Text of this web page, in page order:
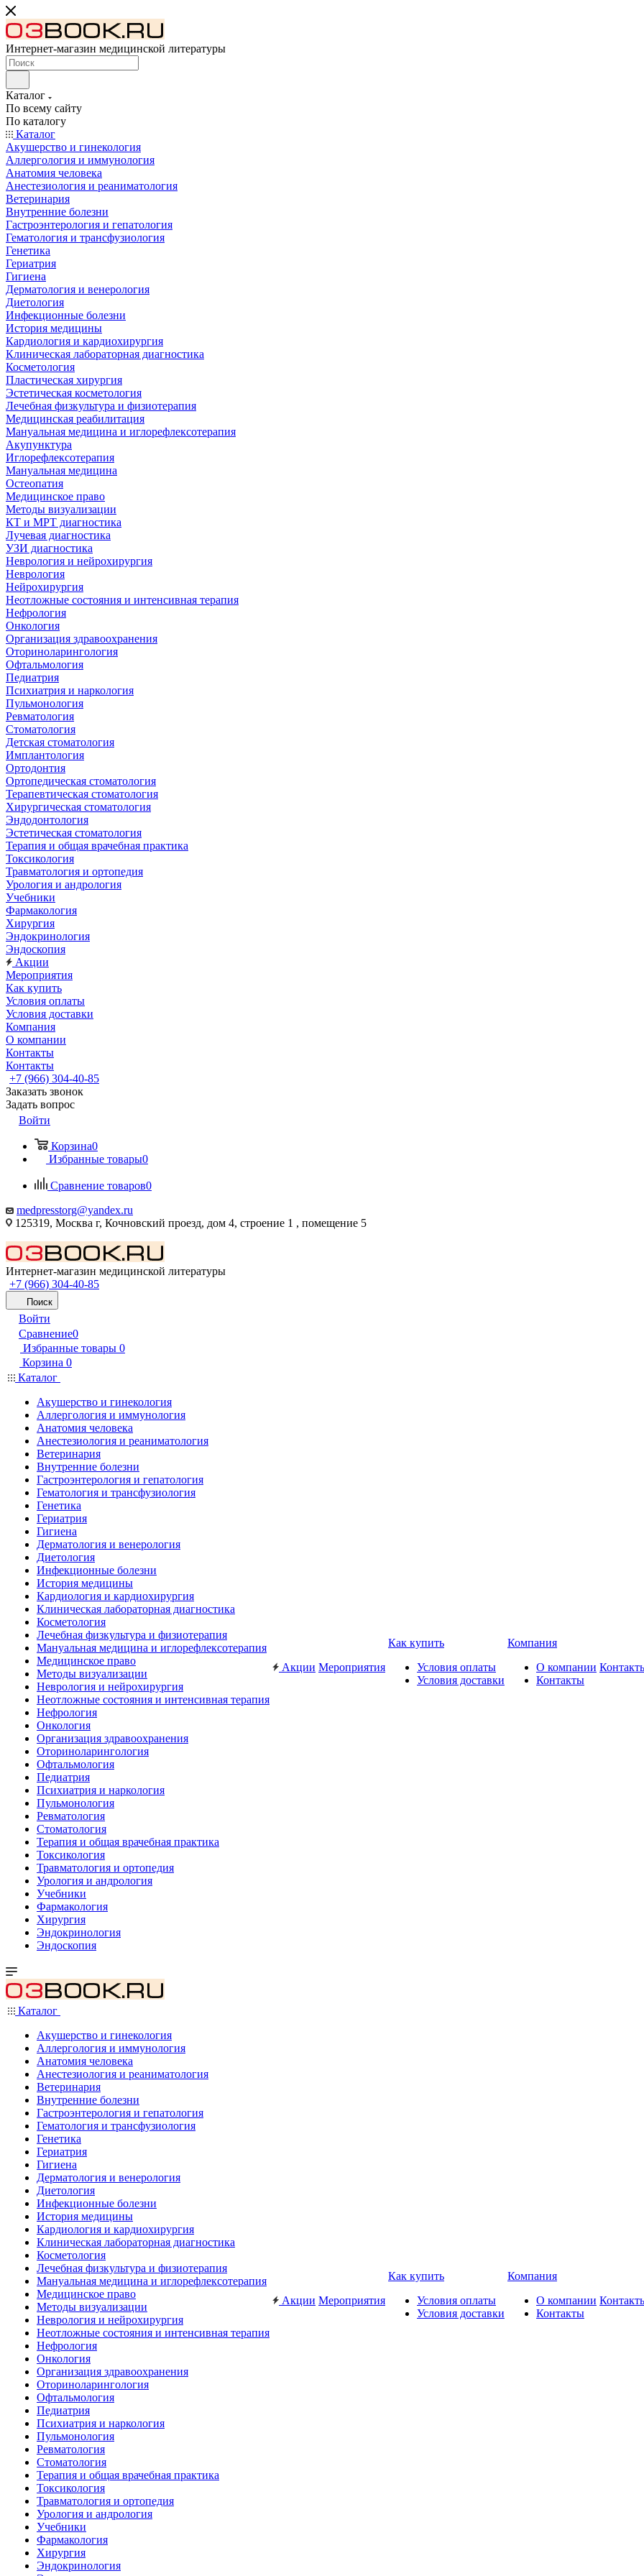
Интернет-магазин медицинской литературы
Каталог
По всему сайту
По каталогу
Каталог
Акушерство и гинекология
Аллергология и иммунология
Анатомия человека
Анестезиология и реаниматология
Ветеринария
Внутренние болезни
Гастроэнтерология и гепатология
Гематология и трансфузиология
Генетика
Гериатрия
Гигиена
Дерматология и венерология
Диетология
Инфекционные болезни
История медицины
Кардиология и кардиохирургия
Клиническая лабораторная диагностика
Косметология
Пластическая хирургия
Эстетическая косметология
Лечебная физкультура и физиотерапия
Медицинская реабилитация
Мануальная медицина и иглорефлексотерапия
Акупунктура
Иглорефлексотерапия
Мануальная медицина
Остеопатия
Медицинское право
Методы визуализации
КТ и МРТ диагностика
Лучевая диагностика
УЗИ диагностика
Неврология и нейрохирургия
Неврология
Нейрохирургия
Неотложные состояния и интенсивная терапия
Нефрология
Онкология
Организация здравоохранения
Оториноларингология
Офтальмология
Педиатрия
Психиатрия и наркология
Пульмонология
Ревматология
Стоматология
Детская стоматология
Имплантология
Ортодонтия
Ортопедическая стоматология
Терапевтическая стоматология
Хирургическая стоматология
Эндодонтология
Эстетическая стоматология
Терапия и общая врачебная практика
Токсикология
Травматология и ортопедия
Урология и андрология
Учебники
Фармакология
Хирургия
Эндокринология
Эндоскопия
Акции
Мероприятия
Как купить
Условия оплаты
Условия доставки
Компания
О компании
Контакты
Контакты
+7 (966) 304-40-85
Заказать звонок
Задать вопрос
Войти
Корзина0
Избранные товары0
Сравнение товаров0
medpresstorg@yandex.ru
125319, Москва г, Кочновский проезд, дом 4, строение 1 , помещение 5
Интернет-магазин медицинской литературы
+7 (966) 304-40-85
Поиск
Войти
Сравнение0
Избранные товары 0
Корзина 0
Каталог
Акушерство и гинекология
Аллергология и иммунология
Анатомия человека
Анестезиология и реаниматология
Ветеринария
Внутренние болезни
Гастроэнтерология и гепатология
Гематология и трансфузиология
Генетика
Гериатрия
Гигиена
Дерматология и венерология
Диетология
Инфекционные болезни
История медицины
Кардиология и кардиохирургия
Клиническая лабораторная диагностика
Косметология
Лечебная физкультура и физиотерапия
Мануальная медицина и иглорефлексотерапия
Медицинское право
Методы визуализации
Неврология и нейрохирургия
Неотложные состояния и интенсивная терапия
Нефрология
Онкология
Организация здравоохранения
Оториноларингология
Офтальмология
Педиатрия
Психиатрия и наркология
Пульмонология
Ревматология
Стоматология
Терапия и общая врачебная практика
Токсикология
Травматология и ортопедия
Урология и андрология
Учебники
Фармакология
Хирургия
Эндокринология
Эндоскопия
Акции Мероприятия
Как купить
Условия оплаты
Условия доставки
Компания
О компании
Контакты
Каталог
Акушерство и гинекология
Аллергология и иммунология
Анатомия человека
Анестезиология и реаниматология
Ветеринария
Внутренние болезни
Гастроэнтерология и гепатология
Гематология и трансфузиология
Генетика
Гериатрия
Гигиена
Дерматология и венерология
Диетология
Инфекционные болезни
История медицины
Кардиология и кардиохирургия
Клиническая лабораторная диагностика
Косметология
Лечебная физкультура и физиотерапия
Мануальная медицина и иглорефлексотерапия
Медицинское право
Методы визуализации
Неврология и нейрохирургия
Неотложные состояния и интенсивная терапия
Нефрология
Онкология
Организация здравоохранения
Оториноларингология
Офтальмология
Педиатрия
Психиатрия и наркология
Пульмонология
Ревматология
Стоматология
Терапия и общая врачебная практика
Токсикология
Травматология и ортопедия
Урология и андрология
Учебники
Фармакология
Хирургия
Эндокринология
Акции Мероприятия
Как купить
Условия оплаты
Условия доставки
Компания
О компании
Контакты